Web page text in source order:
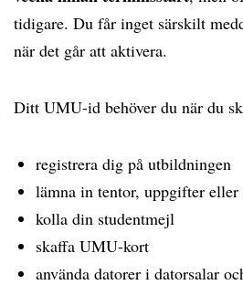
tidigare. Du får inget särskilt
när det går att aktivera.
Ditt UMU-id behöver du när du
registrera dig på utbildningen
lämna in tentor, uppgifter eller
kolla din studentmejl
skaffa UMU-kort
använda datorer i datorsalar